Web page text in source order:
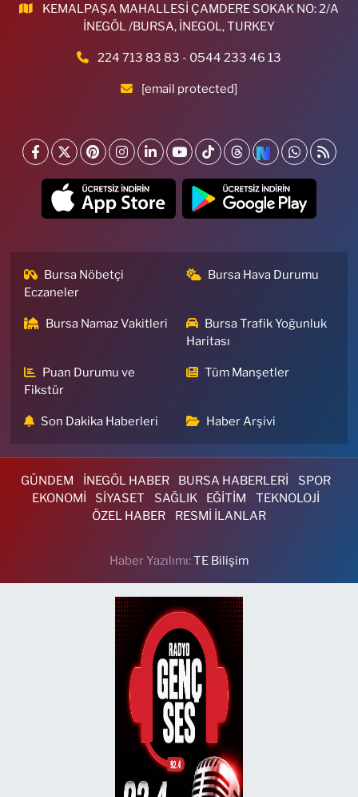
KEMALPAŞA MAHALLESİ ÇAMDERE SOKAK NO: 2/A
İNEGÖL /BURSA, İNEGOL, TURKEY
224 713 83 83 - 0544 233 46 13
[email protected]
Bursa Nöbetçi
Eczaneler
Bursa Hava Durumu
Bursa Namaz Vakitleri
Bursa Trafik Yoğunluk
Haritası
Puan Durumu ve
Fikstür
Tüm Manşetler
Son Dakika Haberleri Haber Arşivi
GÜNDEM İNEGÖL HABER BURSA HABERLERİ
SPOR
EKONOMİ
SİYASET SAĞLIK EĞİTİM
TEKNOLOJİ
ÖZEL HABER
RESMİ İLANLAR
Haber Yazılımı:TE Bilişim